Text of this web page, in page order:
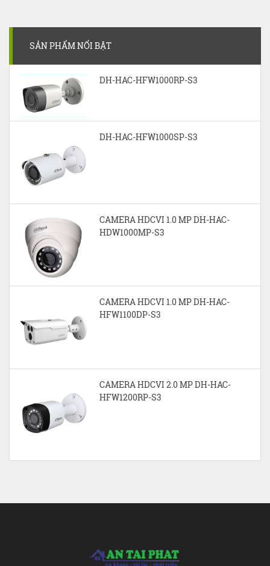
SẢN PHẨM NỔI BẬT
DH-HAC-HFW1000RP-S3
DH-HAC-HFW1000SP-S3
CAMERA HDCVI 1.0 MP DH-HAC-
HDW1000MP-S3
CAMERA HDCVI 1.0 MP DH-HAC-
HFW1100DP-S3
CAMERA HDCVI 2.0 MP DH-HAC-
HFW1200RP-S3